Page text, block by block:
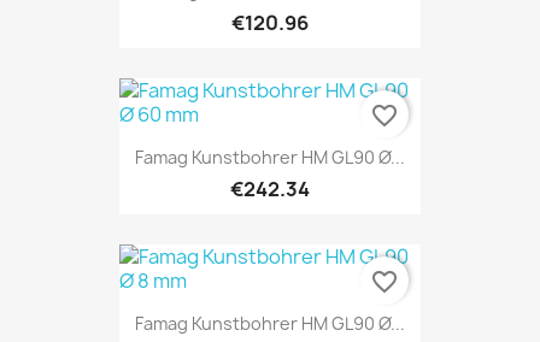
€120.96
Famag Kunstbohrer HM GL90 Ø...
€242.34
favorite_border
Famag Kunstbohrer HM GL90 Ø...
favorite_border